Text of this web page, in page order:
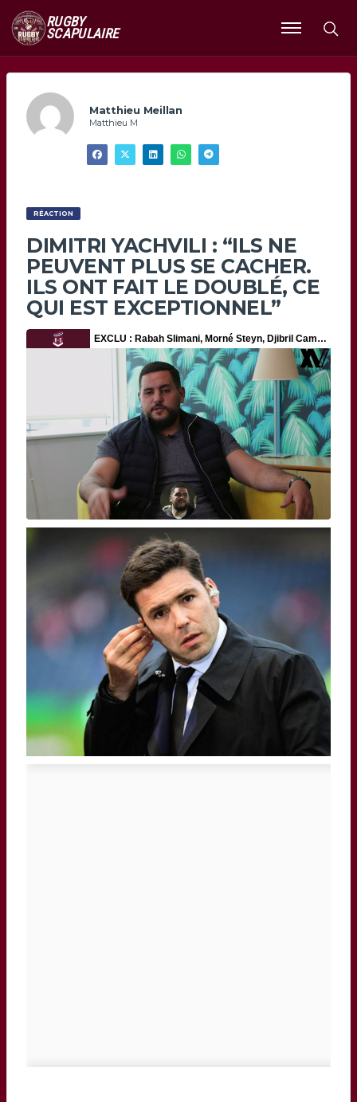
RUGBY
SCAPULAIRE
Ouvrir
le
Matthieu Meillan
Matthieu M
RÉACTION
DIMITRI YACHVILI : “ILS NE
PEUVENT PLUS SE CACHER.
ILS ONT FAIT LE DOUBLÉ, CE
QUI EST EXCEPTIONNEL”